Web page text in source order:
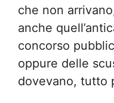
che non
anche
concorso
oppure delle
dovevano, tutto